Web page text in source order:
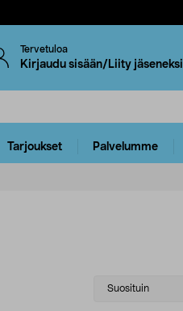
Tervetuloa
Kirjaudu sisään/Liity jäseneksi
Tarjoukset Palvelumme
Select
Suosituin